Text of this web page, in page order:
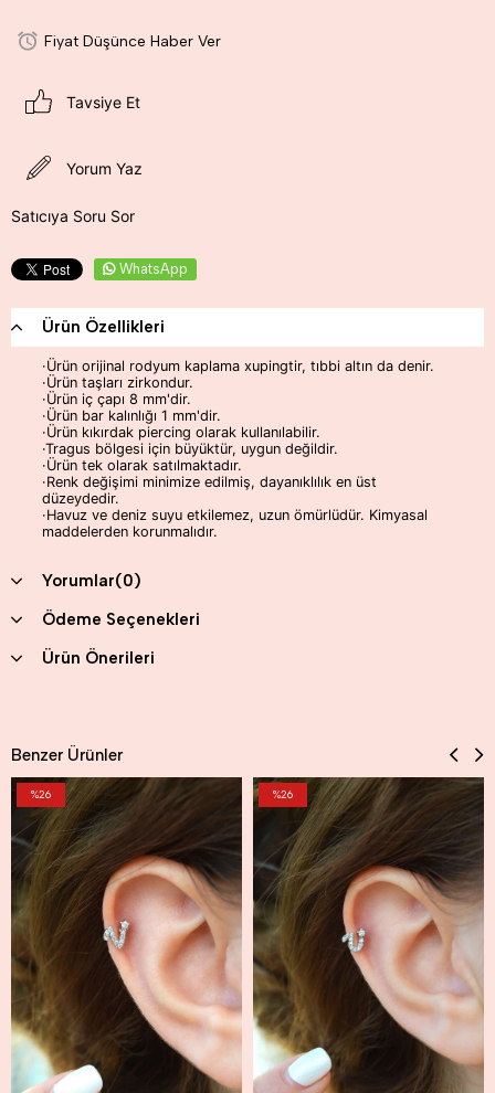
Fiyat Düşünce Haber Ver
Tavsiye Et
Yorum Yaz
Satıcıya Soru Sor
WhatsApp
Ürün Özellikleri
·Ürün orijinal rodyum kaplama xupingtir, tıbbi altın da denir.
·Ürün taşları zirkondur.
·Ürün iç çapı 8 mm'dir.
·Ürün bar kalınlığı 1 mm'dir.
·Ürün kıkırdak piercing olarak kullanılabilir.
·Tragus bölgesi için büyüktür, uygun değildir.
·Ürün tek olarak satılmaktadır.
·Renk değişimi minimize edilmiş, dayanıklılık en üst
düzeydedir.
·Havuz ve deniz suyu etkilemez, uzun ömürlüdür. Kimyasal
maddelerden korunmalıdır.
Yorumlar(0)
Ödeme Seçenekleri
Ürün Önerileri
Benzer Ürünler
%26 %26